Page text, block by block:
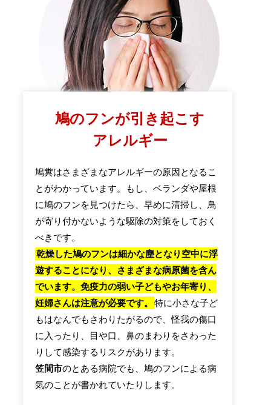
鳩のフンが引き起こす
アレルギー
鳩糞はさまざまなアレルギーの原因となるこ
とがわかっています。もし、ベランダや屋根
に鳩のフンを見つけたら、早めに清掃し、鳥
が寄り付かないような駆除の対策をしておく
べきです。
乾燥した鳩のフンは細かな塵となり空中に浮
遊することになり、さまざまな病原菌を含ん
でいます。免疫力の弱い子どもやお年寄り、
妊婦さんは注意が必要です。
特に小さな子ど
もはなんでもさわりたがるので、怪我の傷口
に入ったり、目や口、鼻のまわりをさわった
りして感染するリスクがあります。
笠間市のとある病院でも、鳩のフンによる病
気のことが書かれていたりします。